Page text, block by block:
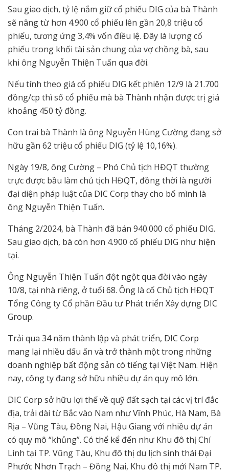
Sau giao dịch, tỷ lệ nắm giữ cổ phiếu DIG của bà Thành
sẽ nâng từ hơn 4.900 cổ phiếu lên gần 20,8 triệu cổ
phiếu, tương ứng 3,4% vốn điều lệ. Đây là lượng cổ
phiếu trong khối tài sản chung của vợ chồng bà, sau
khi ông Nguyễn Thiện Tuấn qua đời.
Nếu tính theo giá cổ phiếu DIG kết phiên 12/9 là 21.700
đồng/cp thì số cổ phiếu mà bà Thành nhận được trị giá
khoảng 450 tỷ đồng.
Con trai bà Thành là ông Nguyễn Hùng Cường đang sở
hữu gần 62 triệu cổ phiếu DIG (tỷ lệ 10,16%).
Ngày 19/8, ông Cường – Phó Chủ tịch HĐQT thường
trực được bầu làm chủ tịch HĐQT, đồng thời là người
đại diện pháp luật của DIC Corp thay cho bố mình là
ông Nguyễn Thiện Tuấn.
Tháng 2/2024, bà Thành đã bán 940.000 cổ phiếu DIG.
Sau giao dịch, bà còn hơn 4.900 cổ phiếu DIG như hiện
tại.
Ông Nguyễn Thiện Tuấn đột ngột qua đời vào ngày
10/8, tại nhà riêng, ở tuổi 68. Ông là cố Chủ tịch HĐQT
Tổng Công ty Cổ phần Đầu tư Phát triển Xây dựng DIC
Group.
Trải qua 34 năm thành lập và phát triển, DIC Corp
mang lại nhiều dấu ấn và trở thành một trong những
doanh nghiệp bất động sản có tiếng tại Việt Nam. Hiện
nay, công ty đang sở hữu nhiều dự án quy mô lớn.
DIC Corp sở hữu lợi thế về quỹ đất sạch tại các vị trí đắc
địa, trải dài từ Bắc vào Nam như Vĩnh Phúc, Hà Nam, Bà
Rịa – Vũng Tàu, Đồng Nai, Hậu Giang với nhiều dự án
có quy mô “khủng”. Có thể kể đến như Khu đô thị Chí
Linh tại TP. Vũng Tàu, Khu đô thị du lịch sinh thái Đại
Phước Nhơn Trạch – Đồng Nai, Khu đô thị mới Nam TP.